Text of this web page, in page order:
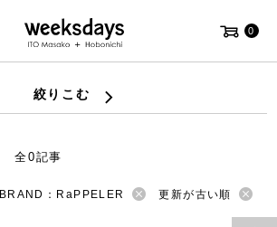
0
絞りこむ
全0記事
BRAND：RaPPELER 更新が古い順